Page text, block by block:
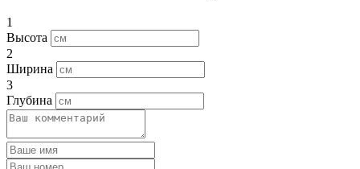
1
Высота
2
Ширина
3
Глубина